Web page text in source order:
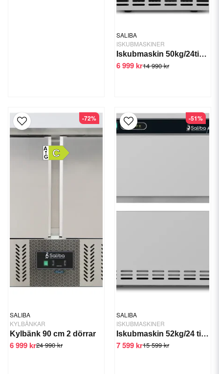
SALIBA
ISKUBMASKINER
Iskubmaskin 50kg/24tim GTS-IM-50
14 990 kr
6 999 kr
SALIBA
KYLBÄNKAR
Kylbänk 90 cm 2 dörrar
24 990 kr
6 999 kr
C
A
G
-72%
SALIBA
ISKUBMASKINER
Iskubmaskin 52kg/24 tim GTS-IM-52L
15 599 kr
7 599 kr
-51%